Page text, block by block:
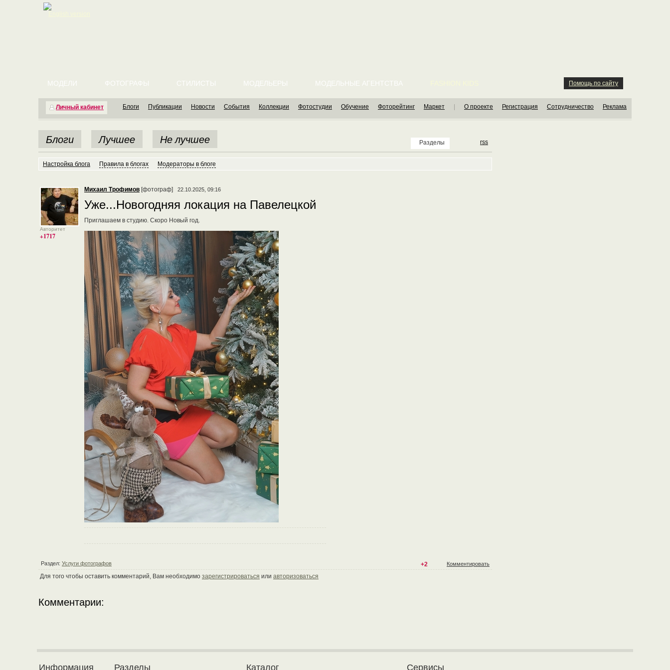
Личный кабинет
МОДЕЛИ ФОТОГРАФЫ СТИЛИСТЫ МОДЕЛЬЕРЫ МОДЕЛЬНЫЕ АГЕНТСТВА Помощь по сайту
Блоги Публикации Новости События Коллекции Фотостудии Обучение Фоторейтинг Маркет О проекте Регистрация Сотрудничество Реклама
Разделы rss
Блоги Лучшее Не лучшее
Настройка блога Правила в блогах Модераторы в блоге
Авторитет
+1717
Михаил Трофимов [фотограф] 22.10.2025, 09:16
Уже...Новогодняя локация на Павелецкой
Приглашаем в студию. Скоро Новый год.
+2 Комментировать
Раздел: Услуги фотографов
Для того чтобы оставить комментарий, Вам необходимо зарегистрироваться или авторизоваться
Комментарии:
Информация Разделы Каталог Сервисы